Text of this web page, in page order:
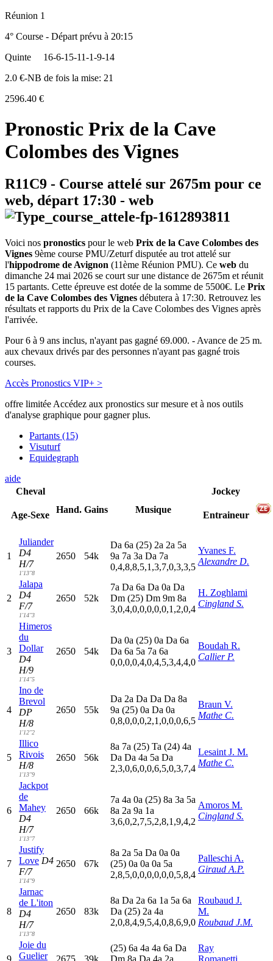
Réunion 1
4° Course - Départ prévu à 20:15
Quinte
16-6-15-11-1-9-14
2.0 €-NB de fois la mise: 21
2596.40 €
Pronostic Prix de la Cave
Colombes des Vignes
R11C9 - Course attelé sur 2675m pour ce
web, départ 17:30 - web
Voici nos pronostics pour le web Prix de la Cave Colombes des
Vignes 9ème course PMU/Zeturf disputée au trot attelé sur
l'hippodrome de Avignon (11ème Réunion PMU). Ce web du
dimanche 24 mai 2026 se court sur une distance de 2675m et réunit
15 partants. Cette épreuve est dotée de la somme de 5500€. Le Prix
de la Cave Colombes des Vignes débutera à 17:30. Retrouvez les
résultats et rapports du Prix de la Cave Colombes des Vignes après
l'arrivée.
Pour 6 à 9 ans inclus, n'ayant pas gagné 69.000. - Avance de 25 m.
aux chevaux drivés par des personnes n'ayant pas gagné trois
courses.
Accès Pronostics VIP+ >
offre limitée Accédez aux pronostics sur mesure et à nos outils
d'analyse graphique pour gagner plus.
Partants (15)
Visuturf
Equidegraph
aide
Cheval
Age-Sexe
Hand. Gains Musique
Jockey
Entraineur
1
Juliander
D4
H/7
1'13"8
2650 54k
Da 6a (25) 2a 2a 5a
9a 7a 3a Da 7a
0,4,8,8,5,1,3,7,0,3,3,5
Yvanes F.
Alexandre D.
2
Jalapa
D4
F/7
1'14"3
2650 52k
7a Da 6a Da 0a Da
Dm (25) Dm 9m 8a
3,0,4,0,0,0,0,0,1,2,0,4
H. Zoghlami
Cingland S.
3
Himeros
du
Dollar
D4
H/9
1'14"5
2650 54k
Da 0a (25) 0a Da 6a
Da 6a 5a 7a 6a
0,0,0,0,4,0,4,5,3,4,4,0
Boudah R.
Callier P.
4
Ino de
Brevol
DP
H/8
1'12"2
2650 55k
Da 2a Da Da Da 8a
9a (25) 0a Da 0a
0,8,0,0,0,2,1,0,0,0,6,5
Braun V.
Mathe C.
5
Illico
Rivois
H/8
1'13"9
2650 56k
8a 7a (25) Ta (24) 4a
Da Da 4a 5a Da
2,3,0,6,0,0,6,5,0,3,7,4
Lesaint J. M.
Mathe C.
6
Jackpot
de
Mahey
D4
H/7
1'13"7
2650 66k
7a 4a 0a (25) 8a 3a 5a
8a 2a 9a 1a
3,6,0,2,7,5,2,8,1,9,4,2
Amoros M.
Cingland S.
7
Justify
Love D4
F/7
1'14"9
2650 67k
8a 2a 5a Da 0a 0a
(25) 0a 0a 0a 5a
2,8,5,0,0,0,0,0,0,5,8,4
Palleschi A.
Giraud A.P.
8
Jarnac
de L'iton
D4
H/7
1'13"8
2650 83k
8a Da 2a 6a 1a 5a 6a
Da (25) 2a 4a
2,0,8,4,9,5,4,0,8,6,9,0
Roubaud J.
M.
Roubaud J.M.
9
Joie du
Guelier
2675 39k
(25) 6a 4a 4a 6a Da
Dm 8a Da 4a 2a
Ray
Romanetti